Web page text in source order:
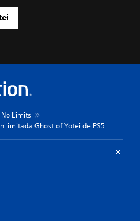
Limits
limitada Ghost of Yōtei de PS5